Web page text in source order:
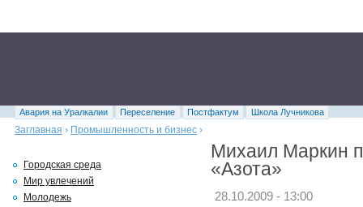
Авария на Уралкалии Переселение Постфактум
Школа Лучникова
Заглавная › Промышленность и бизнес ›
Михаил Маркин
«Азота»
28.10.2009 - 13:00
Городская среда
Мир увлечений
Молодежь